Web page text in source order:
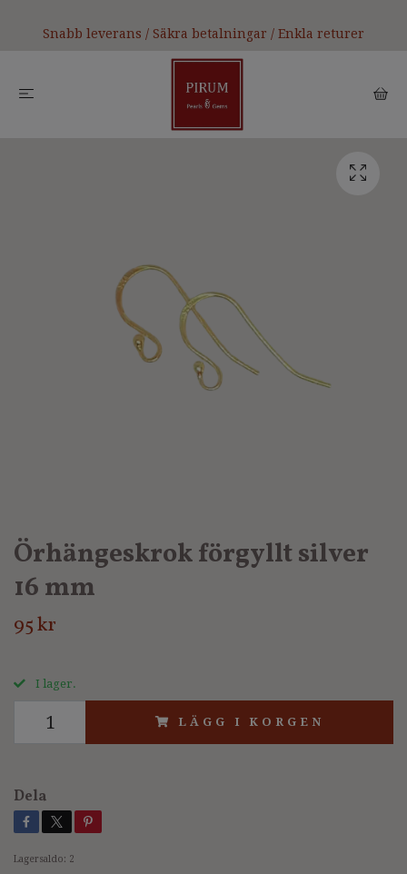
Snabb leverans / Säkra betalningar / Enkla returer
Örhängeskrok förgyllt silver
16 mm
95 kr
I lager.
LÄGG I KORGEN
Dela
Lagersaldo: 2